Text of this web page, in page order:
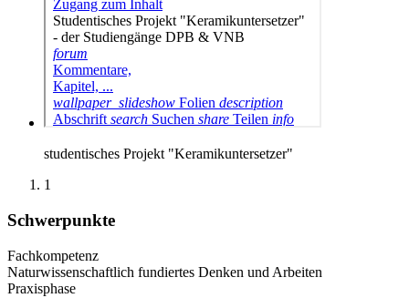
studentisches Projekt "Keramikuntersetzer"
1
Schwerpunkte
Fachkompetenz
Naturwissenschaftlich fundiertes Denken und Arbeiten
Praxisphase